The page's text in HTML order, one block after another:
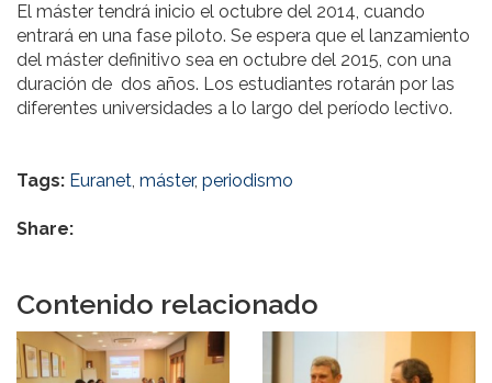
El máster tendrá inicio el octubre del 2014, cuando
entrará en una fase piloto. Se espera que el lanzamiento
del máster definitivo sea en octubre del 2015, con una
duración de dos años. Los estudiantes rotarán por las
diferentes universidades a lo largo del período lectivo.
Tags: Euranet, máster, periodismo
Share:
Contenido relacionado